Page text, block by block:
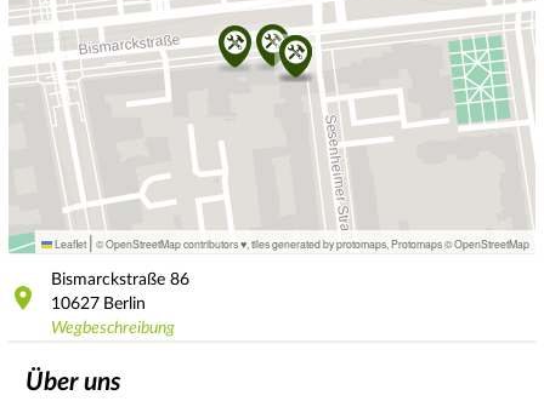
Leaflet | © OpenStreetMap contributors ♥, tiles generated by protomaps Protomaps©OpenStreetMap
Bismarckstraße 86
10627 Berlin
Wegbeschreibung
Über uns